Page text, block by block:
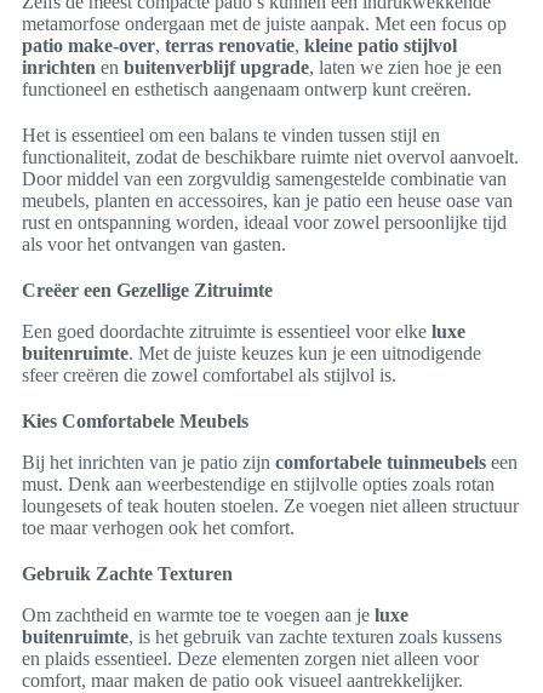
metamorfose ondergaan met de juiste aanpak. Met een focus op
patio make-over, terras renovatie, kleine patio stijlvol
inrichten en buitenverblijf upgrade, laten we zien hoe je een
functioneel en esthetisch aangenaam ontwerp kunt creëren.
Het is essentieel om een balans te vinden tussen stijl en
functionaliteit, zodat de beschikbare ruimte niet overvol aanvoelt.
Door middel van een zorgvuldig samengestelde combinatie van
meubels, planten en accessoires, kan je patio een heuse oase van
rust en ontspanning worden, ideaal voor zowel persoonlijke tijd
als voor het ontvangen van gasten.
Creëer een Gezellige Zitruimte
Een goed doordachte zitruimte is essentieel voor elke luxe
buitenruimte. Met de juiste keuzes kun je een uitnodigende
sfeer creëren die zowel comfortabel als stijlvol is.
Kies Comfortabele Meubels
Bij het inrichten van je patio zijn comfortabele tuinmeubels een
must. Denk aan weerbestendige en stijlvolle opties zoals rotan
loungesets of teak houten stoelen. Ze voegen niet alleen structuur
toe maar verhogen ook het comfort.
Gebruik Zachte Texturen
Om zachtheid en warmte toe te voegen aan je luxe
buitenruimte, is het gebruik van zachte texturen zoals kussens
en plaids essentieel. Deze elementen zorgen niet alleen voor
comfort, maar maken de patio ook visueel aantrekkelijker.